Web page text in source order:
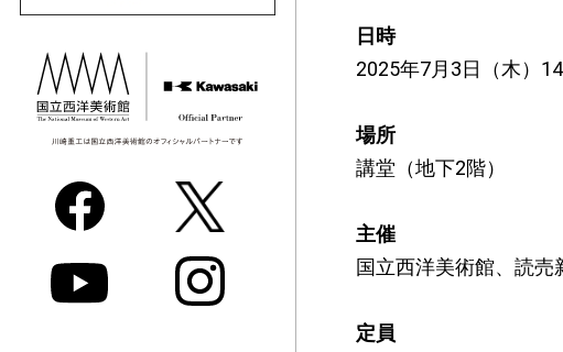
日時
2025年7月3日（木）
場所
講堂（地下2階）
主催
国立西洋美術館、読売
定員